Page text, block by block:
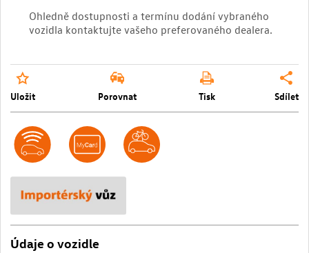
Ohledně dostupnosti a termínu dodání vybraného
vozidla kontaktujte vašeho preferovaného dealera.
Uložit Porovnat Tisk Sdílet
Údaje o vozidle